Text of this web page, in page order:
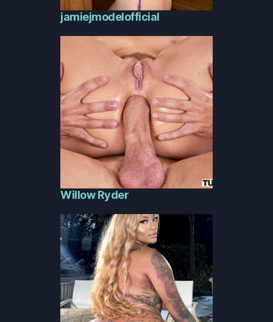
jamiejmodelofficial
Willow Ryder